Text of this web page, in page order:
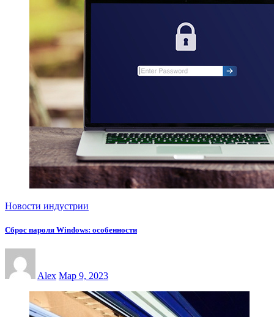
Новости индустрии
Сброс пароля Windows: особенности
Alex Мар 9, 2023